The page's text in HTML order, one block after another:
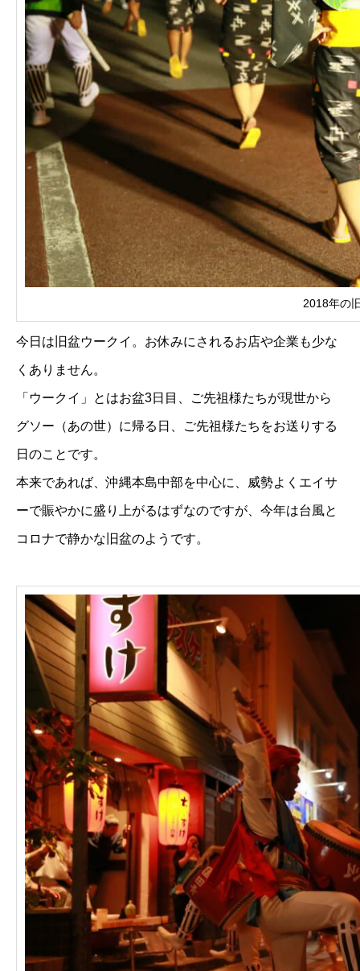
2018年の
今日は旧盆ウークイ。お休みにされるお店や企業も少な
くありません。
「ウークイ」とはお盆3日目、ご先祖様たちが現世から
グソー（あの世）に帰る日、ご先祖様たちをお送りする
日のことです。
本来であれば、沖縄本島中部を中心に、威勢よくエイサ
ーで賑やかに盛り上がるはずなのですが、今年は台風と
コロナで静かな旧盆のようです。